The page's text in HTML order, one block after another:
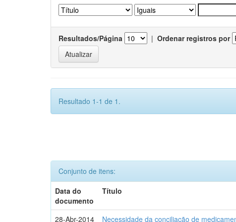
Resultados/Página | Ordenar registros por
Resultado 1-1 de 1.
Conjunto de itens:
Data do
documento
Título
28-Abr-2014 Necessidade da conciliação de